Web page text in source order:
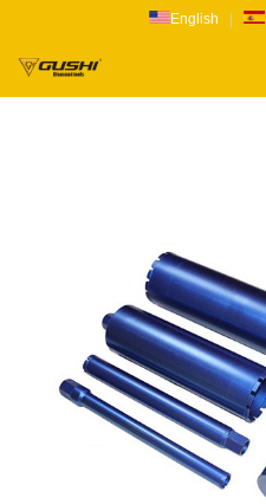
English
РАССЛЕДОВАНИЕ
СВЯЗАТЬСЯ С НАМИ